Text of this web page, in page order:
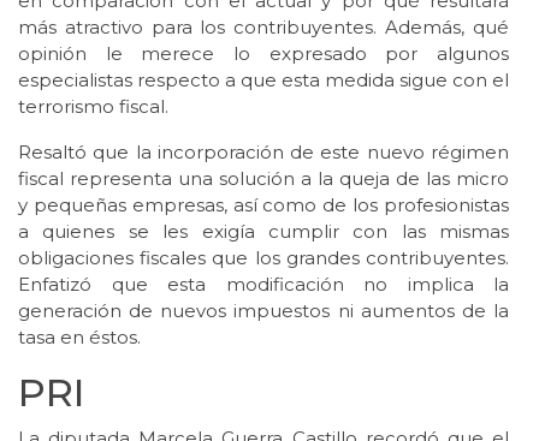
más atractivo para los contribuyentes. Además, qué
opinión le merece lo expresado por algunos
especialistas respecto a que esta medida sigue con el
terrorismo fiscal.
Resaltó que la incorporación de este nuevo régimen
fiscal representa una solución a la queja de las micro
y pequeñas empresas, así como de los profesionistas
a quienes se les exigía cumplir con las mismas
obligaciones fiscales que los grandes contribuyentes.
Enfatizó que esta modificación no implica la
generación de nuevos impuestos ni aumentos de la
tasa en éstos.
PRI